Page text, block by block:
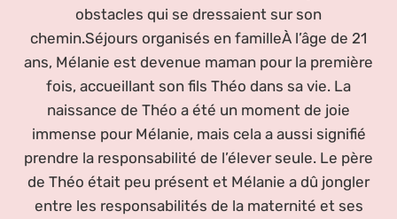
obstacles qui se dressaient sur son
chemin.Séjours organisés en familleÀ l’âge de 21
ans, Mélanie est devenue maman pour la première
fois, accueillant son fils Théo dans sa vie. La
naissance de Théo a été un moment de joie
immense pour Mélanie, mais cela a aussi signifié
prendre la responsabilité de l’élever seule. Le père
de Théo était peu présent et Mélanie a dû jongler
entre les responsabilités de la maternité et ses